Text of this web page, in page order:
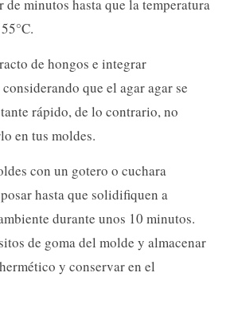
de minutos hasta que la temperatura
de hongos e integrar
que el agar agar se
rápido, de lo contrario, no
en tus moldes.
con un gotero o cuchara
hasta que solidifiquen a
durante unos 10 minutos.
de goma del molde y almacenar
y conservar en el